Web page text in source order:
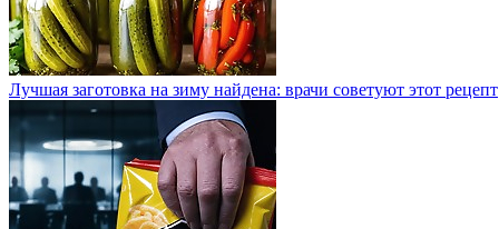
Лучшая заготовка на зиму найдена: врачи советуют этот рецепт